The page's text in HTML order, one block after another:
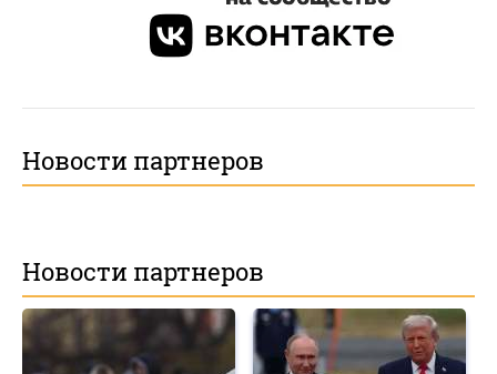
Новости партнеров
Новости партнеров